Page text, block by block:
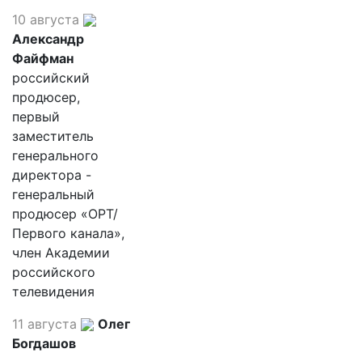
10 августа
Александр
Файфман
российский
продюсер,
первый
заместитель
генерального
директора -
генеральный
продюсер «ОРТ/
Первого канала»,
член Академии
российского
телевидения
11 августа
Олег
Богдашов